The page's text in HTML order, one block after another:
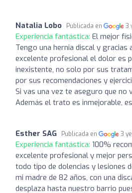
Natalia Lobo Publicada en 3
Experiencia fantástica: El mejor
Tengo una hernia discal y gracias
excelente profesional el dolor es
inexistente, no solo por sus
por sus recomendaciones y
Si vas una vez te aseguro que no
Además el trato es inmejorable,
Esther SAG Publicada en 3
Experiencia fantástica: 100%
excelente profesional y mejor
todo tipo de dolencias y lesiones
mi madre de 82 años, con una
desplaza hasta nuestro barrio